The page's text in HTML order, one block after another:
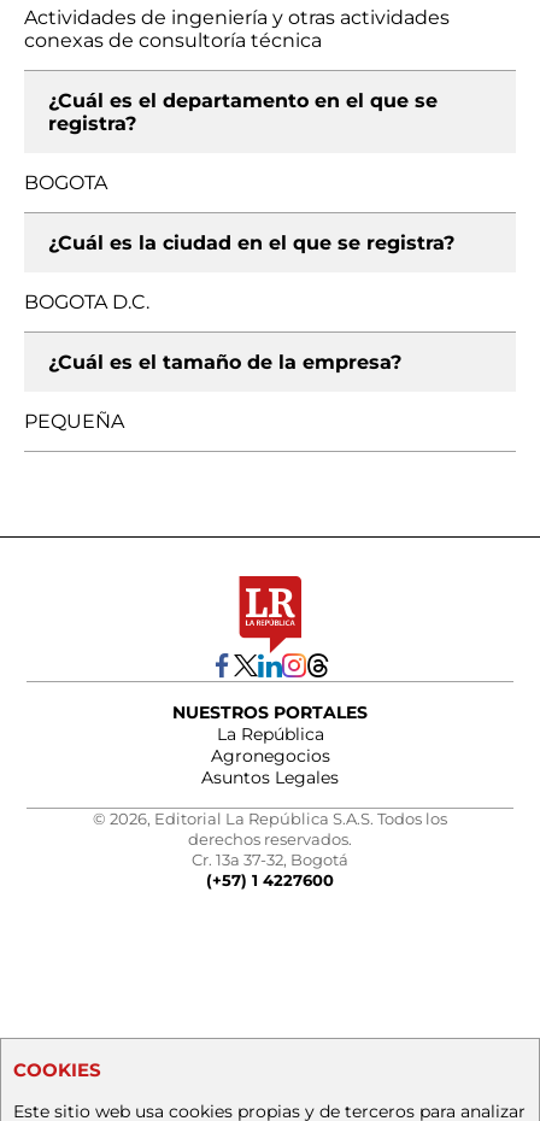
Actividades de ingeniería y otras actividades
conexas de consultoría técnica
¿Cuál es el departamento en el que se
registra?
BOGOTA
¿Cuál es la ciudad en el que se registra?
BOGOTA D.C.
¿Cuál es el tamaño de la empresa?
PEQUEÑA
NUESTROS PORTALES
La República
Agronegocios
Asuntos Legales
© 2026, Editorial La República S.A.S. Todos los
derechos reservados.
Cr. 13a 37-32, Bogotá
(+57) 1 4227600
COOKIES
Este sitio web usa cookies propias y de terceros para analizar